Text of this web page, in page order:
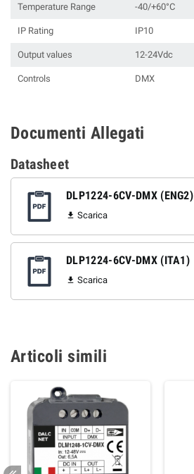
Temperature Range -40/+60°C
IP Rating IP10
Output values 12-24Vdc
Controls DMX
Documenti Allegati
Datasheet
DLP1224-6CV-DMX (ENG2)
 Scarica
DLP1224-6CV-DMX (ITA1)
 Scarica
Articoli simili